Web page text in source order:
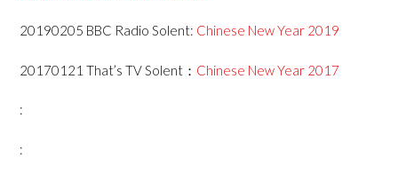
20190205 BBC Radio Solent: Chinese New Year 2019
20170121 That’s TV Solent： Chinese New Year 2017
:
: